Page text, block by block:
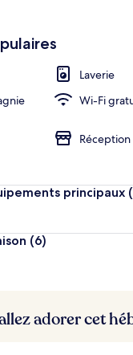
Laverie
Wi-Fi
principaux
(6)
adorer cet